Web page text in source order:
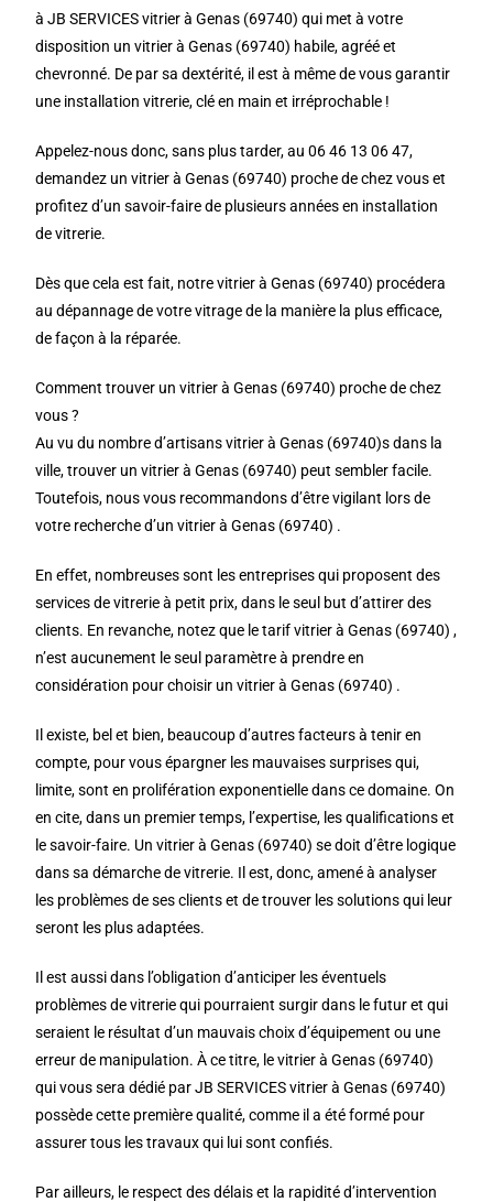
à JB SERVICES vitrier à Genas (69740) qui met à votre
disposition un vitrier à Genas (69740) habile, agréé et
chevronné. De par sa dextérité, il est à même de vous garantir
une installation vitrerie, clé en main et irréprochable !
Appelez-nous donc, sans plus tarder, au 06 46 13 06 47,
demandez un vitrier à Genas (69740) proche de chez vous et
profitez d’un savoir-faire de plusieurs années en installation
de vitrerie.
Dès que cela est fait, notre vitrier à Genas (69740) procédera
au dépannage de votre vitrage de la manière la plus efficace,
de façon à la réparée.
Comment trouver un vitrier à Genas (69740) proche de chez
vous ?
Au vu du nombre d’artisans vitrier à Genas (69740)s dans la
ville, trouver un vitrier à Genas (69740) peut sembler facile.
Toutefois, nous vous recommandons d’être vigilant lors de
votre recherche d’un vitrier à Genas (69740) .
En effet, nombreuses sont les entreprises qui proposent des
services de vitrerie à petit prix, dans le seul but d’attirer des
clients. En revanche, notez que le tarif vitrier à Genas (69740) ,
n’est aucunement le seul paramètre à prendre en
considération pour choisir un vitrier à Genas (69740) .
Il existe, bel et bien, beaucoup d’autres facteurs à tenir en
compte, pour vous épargner les mauvaises surprises qui,
limite, sont en prolifération exponentielle dans ce domaine. On
en cite, dans un premier temps, l’expertise, les qualifications et
le savoir-faire. Un vitrier à Genas (69740) se doit d’être logique
dans sa démarche de vitrerie. Il est, donc, amené à analyser
les problèmes de ses clients et de trouver les solutions qui leur
seront les plus adaptées.
Il est aussi dans l’obligation d’anticiper les éventuels
problèmes de vitrerie qui pourraient surgir dans le futur et qui
seraient le résultat d’un mauvais choix d’équipement ou une
erreur de manipulation. À ce titre, le vitrier à Genas (69740)
qui vous sera dédié par JB SERVICES vitrier à Genas (69740)
possède cette première qualité, comme il a été formé pour
assurer tous les travaux qui lui sont confiés.
Par ailleurs, le respect des délais et la rapidité d’intervention